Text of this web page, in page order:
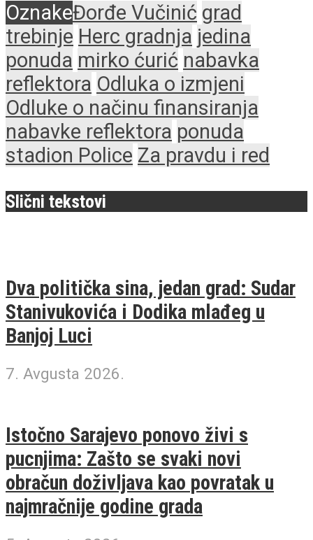
OznakeĐorđe Vučinić grad
trebinje Herc gradnja jedina
ponuda mirko ćurić nabavka
reflektora Odluka o izmjeni
Odluke o načinu finansiranja
nabavke reflektora ponuda
stadion Police Za pravdu i red
Slični tekstovi
Dva politička sina, jedan grad: Sudar
Stanivukovića i Dodika mlađeg u
Banjoj Luci
7. Avgusta 2026.
Istočno Sarajevo ponovo živi s
pucnjima: Zašto se svaki novi
obračun doživljava kao povratak u
najmračnije godine grada